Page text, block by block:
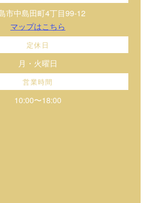
市中島田町4丁目99-12
マップはこちら
定休日
月・火曜日
営業時間
10:00〜18:00